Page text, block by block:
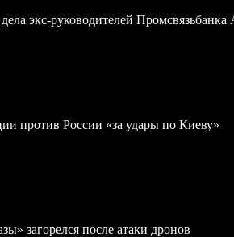
экс-руководителей
против России «за удары по Киеву»
загорелся после атаки дронов